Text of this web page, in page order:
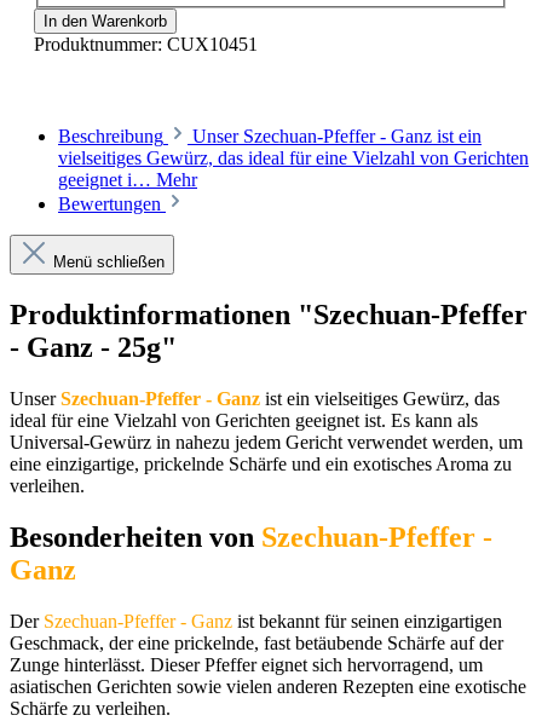
In den Warenkorb
Produktnummer: CUX10451
Beschreibung
Unser Szechuan-Pfeffer - Ganz ist ein
vielseitiges Gewürz, das ideal für eine Vielzahl von Gerichten
geeignet i… Mehr
Bewertungen
Menü schließen
Produktinformationen "Szechuan-Pfeffer
- Ganz - 25g"
UnserSzechuan-Pfeffer - Ganz ist ein vielseitiges Gewürz, das
ideal für eine Vielzahl von Gerichten geeignet ist. Es kann als
Universal-Gewürz in nahezu jedem Gericht verwendet werden, um
eine einzigartige, prickelnde Schärfe und ein exotisches Aroma zu
verleihen.
Besonderheiten von Szechuan-Pfeffer -
Ganz
Der Szechuan-Pfeffer - Ganz ist bekannt für seinen einzigartigen
Geschmack, der eine prickelnde, fast betäubende Schärfe auf der
Zunge hinterlässt. Dieser Pfeffer eignet sich hervorragend, um
asiatischen Gerichten sowie vielen anderen Rezepten eine exotische
Schärfe zu verleihen.